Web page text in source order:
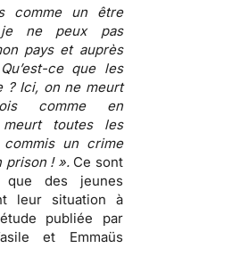
comme un être
ne peux pas
pays et auprès
ce que les
? Ici, on ne meurt
comme en
meurt toutes les
commis un crime
prison ! ».Ce sont
des jeunes
leur situation à
publiée par
et Emmaüs